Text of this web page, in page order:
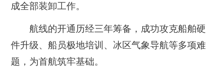
成全部装卸工作。
航线的开通历经三年筹备，成功攻克船舶硬
件升级、船员极地培训、冰区气象导航等多项难
题，为首航筑牢基础。